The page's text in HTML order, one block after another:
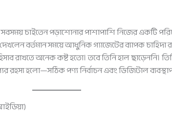
চাইতেন পড়াশোনার পাশাপাশি নিজের একটি
বর্তমান সময়ে আধুনিক গ্যাজেটের ব্যাপক চাহিদা
রাখতে অনেক কষ্ট হতো। তবে তিনি হাল ছাড়েননি।
হলো—সঠিক পণ্য নির্বাচন এবং ডিজিটাল